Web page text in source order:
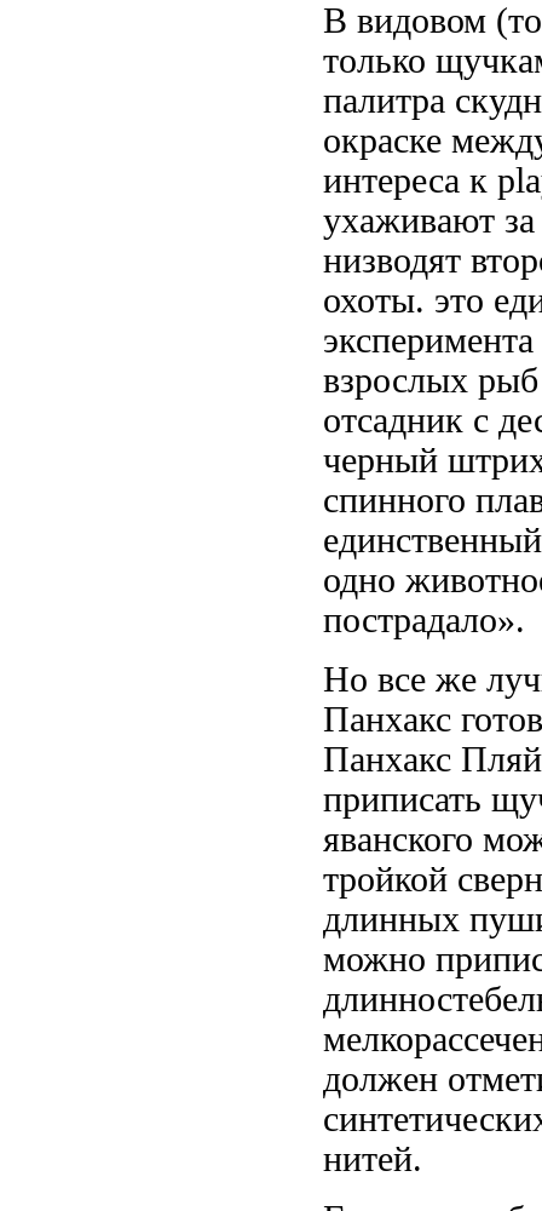
В видовом
только
палитра
окраске
интереса к
ухаживают
низводят
охоты. это
взрослых
отсадник с
черный
спинного
одно
пострадало».
Но все же
Панхакс
Панхакс
приписать
яванского
тройкой
длинных
можно
должен
нитей.